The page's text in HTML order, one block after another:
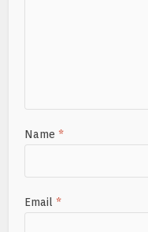
Name*
Email*